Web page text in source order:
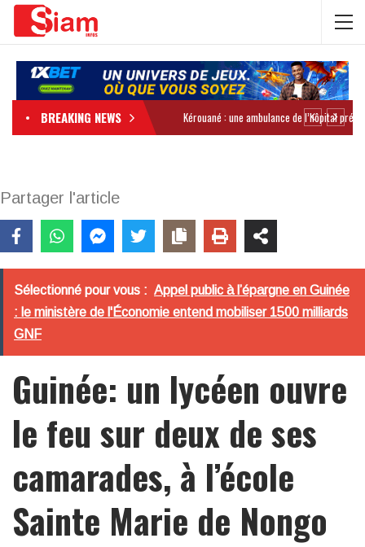
BREAKING NEWS
Partager l'article
Sélectionné pour vous : Appel public à l’épargne en Guinée
: le ministère de l'Économie entend mobiliser 1500 milliards
GNF
Guinée: un lycéen ouvre
le feu sur deux de ses
camarades, à l’école
Sainte Marie de Nongo